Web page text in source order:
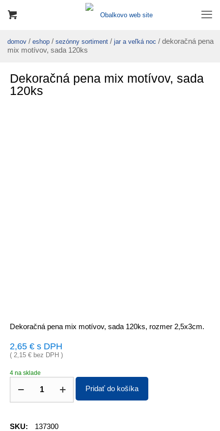
domov / eshop / sezónny sortiment / jar a veľká noc / dekoračná pena
mix motívov, sada 120ks
Dekoračná pena mix motívov, sada
120ks
Dekoračná pena mix motívov, sada 120ks, rozmer 2,5x3cm.
2,65 € s DPH
( 2,15 € bez DPH )
4 na sklade
Pridať do košíka
SKU:
137300